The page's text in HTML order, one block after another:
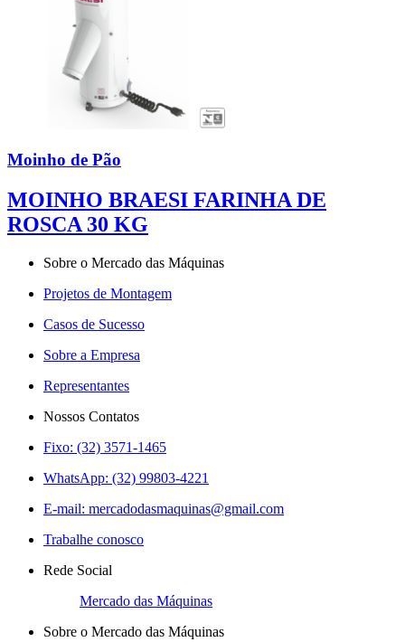
Moinho de Pão
MOINHO BRAESI FARINHA DE
ROSCA 30 KG
Sobre o Mercado das Máquinas
Projetos de Montagem
Casos de Sucesso
Sobre a Empresa
Representantes
Nossos Contatos
Fixo: (32) 3571-1465
WhatsApp: (32) 99803-4221
E-mail: mercadodasmaquinas@gmail.com
Trabalhe conosco
Rede Social
Mercado das Máquinas
Sobre o Mercado das Máquinas